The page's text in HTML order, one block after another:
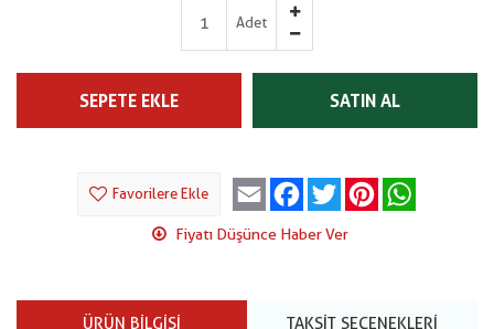
Adet
SEPETE EKLE SATIN AL
Favorilere Ekle Email Facebook
Twitter Pinterest
Fiyatı Düşünce Haber Ver
ÜRÜN BILGISI TAKSIT SEÇENEKLERI